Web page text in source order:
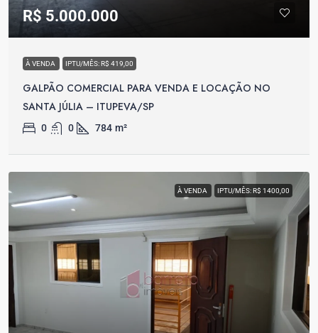
R$ 5.000.000
À VENDA IPTU/MÊS: R$ 419,00
GALPÃO COMERCIAL PARA VENDA E LOCAÇÃO NO
SANTA JÚLIA – ITUPEVA/SP
0 0 784 m²
À VENDA IPTU/MÊS: R$ 1400,00